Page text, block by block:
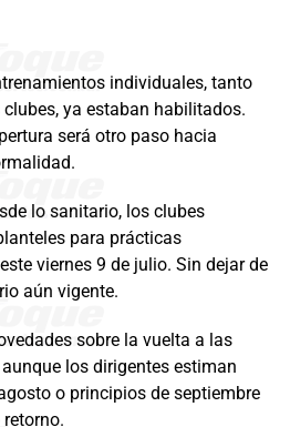
individuales, tanto
ya estaban habilitados.
será otro paso hacia
lo sanitario, los clubes
para prácticas
viernes 9 de julio. Sin dejar de
aún vigente.
sobre la vuelta a las
los dirigentes estiman
o principios de septiembre